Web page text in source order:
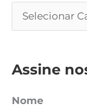
Assine
Nome